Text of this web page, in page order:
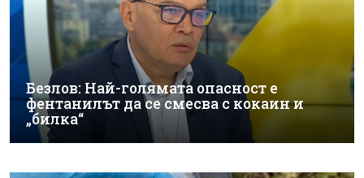
Безлов: Най-голямата опасност е
фентанилът да се смесва с кокаин и
„билка“